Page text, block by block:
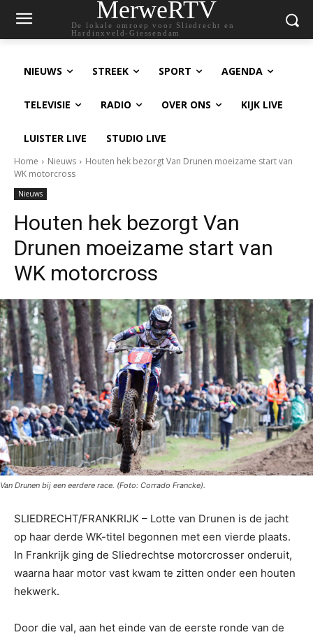
MerweRTV
De lokale omroep voor Sliedrecht en
Hardinxveld-Giessendam
NIEUWS STREEK SPORT AGENDA
TELEVISIE RADIO OVER ONS KIJK LIVE
LUISTER LIVE STUDIO LIVE
Home Nieuws
Houten hek bezorgt Van Drunen moeizame start van
WK motorcross
Nieuws
Houten hek bezorgt Van
Drunen moeizame start van
WK motorcross
Van Drunen bij een eerdere race. (Foto: Corrado Francke).
SLIEDRECHT/FRANKRIJK – Lotte van Drunen is de jacht
op haar derde WK-titel begonnen met een vierde plaats.
In Frankrijk ging de Sliedrechtse motorcrosser onderuit,
waarna haar motor vast kwam te zitten onder een houten
hekwerk.
Door die val, aan het einde van de eerste ronde van de